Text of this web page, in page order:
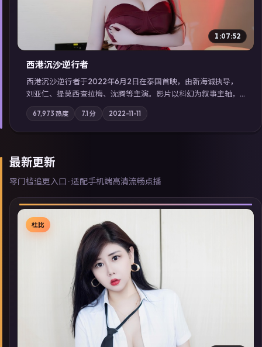
1:07:52
西港沉沙·逆行者
西港沉沙·逆行者于2022年6月2日在泰国首映，由新海诚执导，
刘亚仁、提莫西·查拉梅、沈腾等主演。影片以科幻为叙事主轴，
失踪人口档案牵出跨国灰色产业链；摄影与配乐强化地域气质；
站内亦可通过「国产免费观看高清电视剧在线看」延展检索同类
型高分佳作，畅享高清在线追剧体验。
67,973 热度 7.1分 2022-11-11
最新更新
零门槛追更入口 · 适配手机端高清流畅点播
▶
杜比